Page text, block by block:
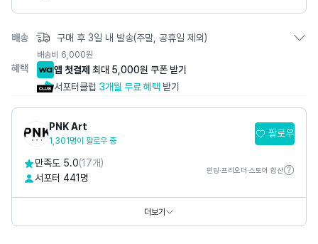
지
배송 구매 후 3일 내 발송(주말, 공휴일 제외)
배송비 6,000원
혜택 앱 첫결제 최대 5,000원 쿠폰 받기
서포터클럽 3개월 무료 혜택 받기
PNK Art
1,301명이 팔로우 중
팔로우
만족도 5.0(17개)
서포터 441명
펀딩·프리오더·스토어 합산
더보기